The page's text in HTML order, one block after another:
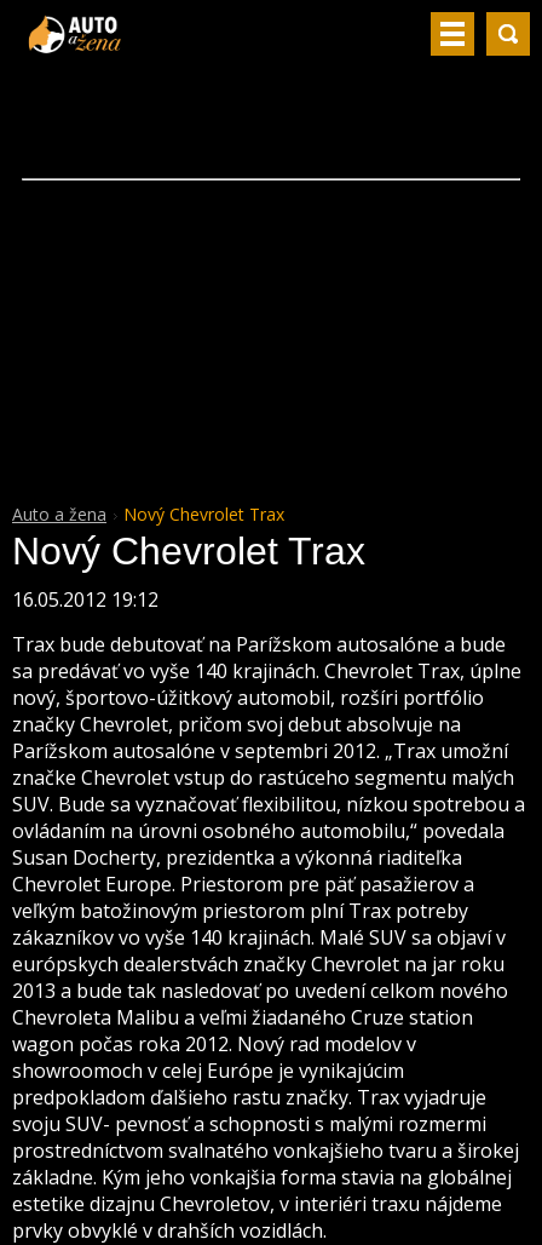
Auto a žena Nový Chevrolet Trax
Nový Chevrolet Trax
16.05.2012 19:12
Trax bude debutovať na Parížskom autosalóne a bude
sa predávať vo vyše 140 krajinách. Chevrolet Trax, úplne
nový, športovo-úžitkový automobil, rozšíri portfólio
značky Chevrolet, pričom svoj debut absolvuje na
Parížskom autosalóne v septembri 2012. „Trax umožní
značke Chevrolet vstup do rastúceho segmentu malých
SUV. Bude sa vyznačovať flexibilitou, nízkou spotrebou a
ovládaním na úrovni osobného automobilu,“ povedala
Susan Docherty, prezidentka a výkonná riaditeľka
Chevrolet Europe. Priestorom pre päť pasažierov a
veľkým batožinovým priestorom plní Trax potreby
zákazníkov vo vyše 140 krajinách. Malé SUV sa objaví v
európskych dealerstvách značky Chevrolet na jar roku
2013 a bude tak nasledovať po uvedení celkom nového
Chevroleta Malibu a veľmi žiadaného Cruze station
wagon počas roka 2012. Nový rad modelov v
showroomoch v celej Európe je vynikajúcim
predpokladom ďalšieho rastu značky. Trax vyjadruje
svoju SUV- pevnosť a schopnosti s malými rozmermi
prostredníctvom svalnatého vonkajšieho tvaru a širokej
základne. Kým jeho vonkajšia forma stavia na globálnej
estetike dizajnu Chevroletov, v interiéri traxu nájdeme
prvky obvyklé v drahších vozidlách.